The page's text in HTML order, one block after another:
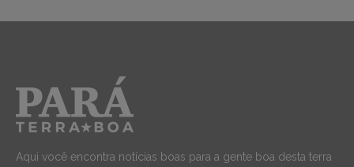
Aqui você encontra notícias boas para a gente boa desta terra